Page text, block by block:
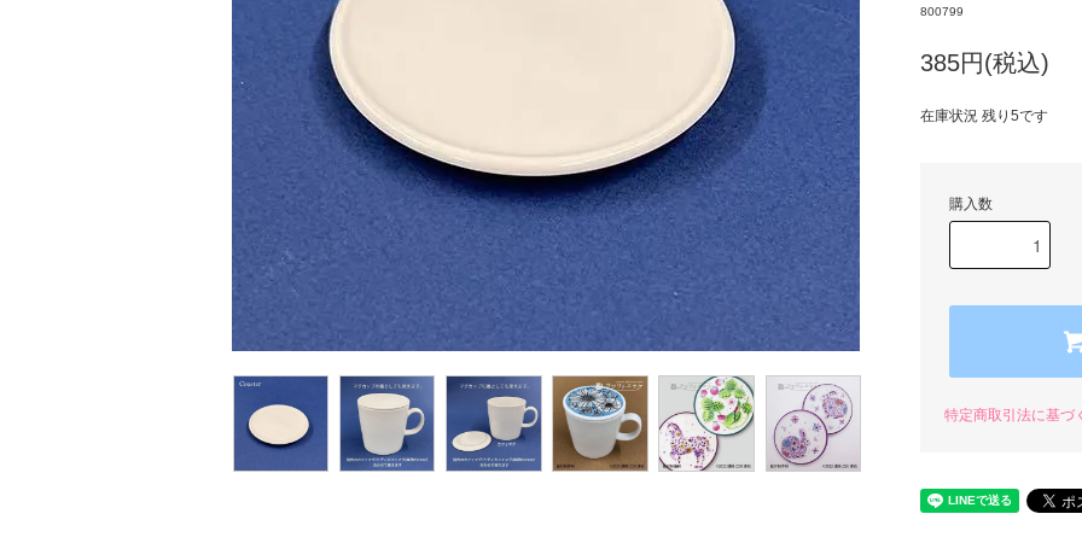
800799
385円(税込)
在庫状況 残り5です
購入数
特定商取引法に基づ